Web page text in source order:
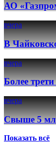
АО
вчера
В
вчера
Более
вчера
Свыше 5
Показать всё